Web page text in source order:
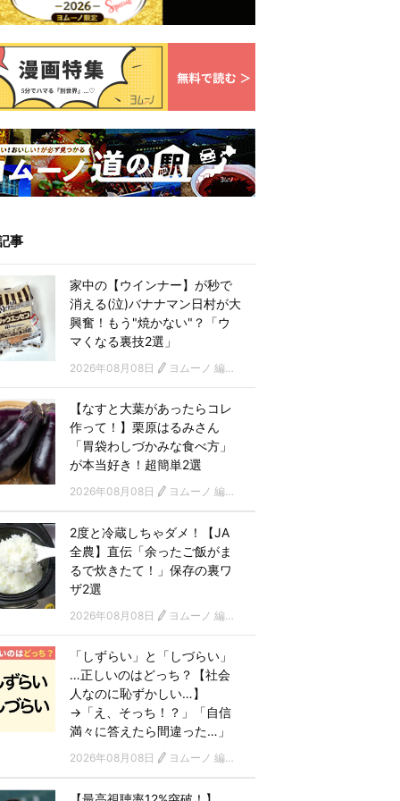
事
家中の【ウインナー】が秒で
消える(泣)バナナマン日村が大
興奮！もう"焼かない"？「ウ
マくなる裏技2選」
2026年08月08日 ヨムーノ 編集部
【なすと大葉があったらコレ
作って！】栗原はるみさん
「胃袋わしづかみな食べ方」
が本当好き！超簡単2選
2026年08月08日 ヨムーノ 編集部
2度と冷蔵しちゃダメ！【JA
全農】直伝「余ったご飯がま
るで炊きたて！」保存の裏ワ
ザ2選
2026年08月08日 ヨムーノ 編集部
「しずらい」と「しづらい」
…正しいのはどっち？【社会
人なのに恥ずかしい…】
→「え、そっち！？」「自信
満々に答えたら間違った…」
2026年08月08日 ヨムーノ 編集部